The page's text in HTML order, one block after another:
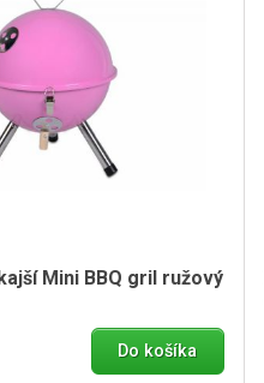
Mini BBQ gril ružový
Do košíka